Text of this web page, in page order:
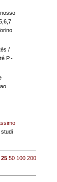
/
P.-
studi
25 50 100 200